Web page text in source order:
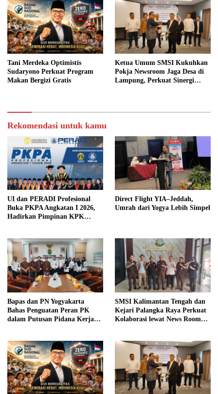
Tani Merdeka Optimistis
Sudaryono Perkuat Program
Makan Bergizi Gratis
Ketua Umum SMSI Kukuhkan
Pokja Newsroom Jaga Desa di
Lampung, Perkuat Sinergi
Rekomendasi untuk kamu
UI dan PERADI Profesional
Buka PKPA Angkatan I 2026,
Hadirkan Pimpinan KPK
Direct Flight YIA–Jeddah,
Umrah dari Yogya Lebih Simpel
Bapas dan PN Yogyakarta
Bahas Penguatan Peran PK
dalam Putusan Pidana Kerja
SMSI Kalimantan Tengah dan
Kejari Palangka Raya Perkuat
Kolaborasi lewat News Room